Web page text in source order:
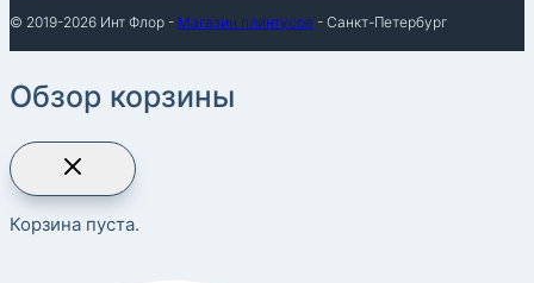
© 2019-2026 Инт Флор - Магазин плинтусов - Санкт-Петербург
Обзор корзины
Корзина пуста.